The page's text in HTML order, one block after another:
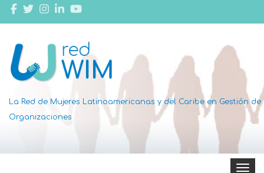
La Red de Mujeres Latinoamericanas y del Caribe en Gestión de
Organizaciones
Toggle